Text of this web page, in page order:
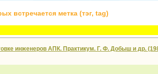
встречается метка (тэг, tag)
инженеров АПК. Практикум. Г. Ф. Добыш и др.